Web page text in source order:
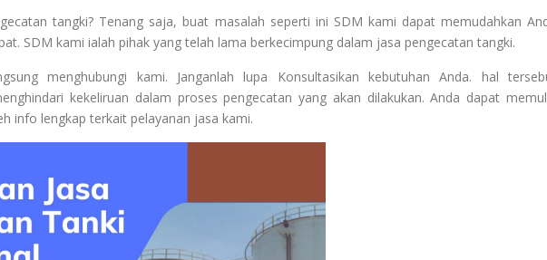
tangki? Tenang saja, buat masalah seperti ini SDM kami dapat memudahkan
SDM kami ialah pihak yang telah lama berkecimpung dalam jasa pengecatan tangki.
menghubungi kami. Janganlah lupa Konsultasikan kebutuhan Anda. hal
kekeliruan dalam proses pengecatan yang akan dilakukan. Anda dapat
info lengkap terkait pelayanan jasa kami.